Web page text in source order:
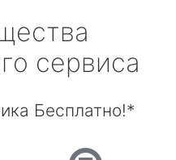
сервиса
Бесплатно!*